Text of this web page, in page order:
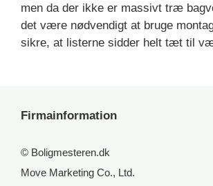
men da der ikke er massivt træ
det være nødvendigt at bruge
sikre, at listerne sidder helt tæt til
Firmainformation
© Boligmesteren.dk
Move Marketing Co., Ltd.